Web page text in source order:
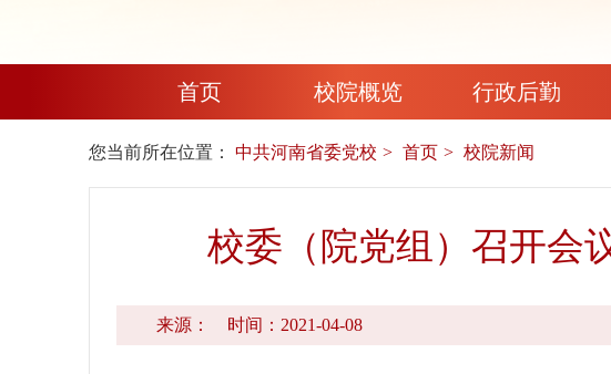
首页 校院概览 行政后勤
您当前所在位置： 中共河南省委党校 首页 校院新闻
校委（院党组）召开会
来源： 时间：2021-04-08